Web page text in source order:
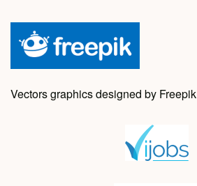
Vectors graphics designed by Freepik